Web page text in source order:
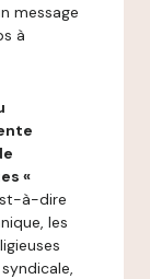
message
à
«
à-dire
les